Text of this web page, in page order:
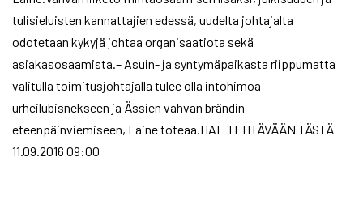
tulisieluisten kannattajien edessä, uudelta johtajalta
odotetaan kykyjä johtaa organisaatiota sekä
asiakasosaamista.– Asuin- ja syntymäpaikasta riippumatta
valitulla toimitusjohtajalla tulee olla intohimoa
urheilubisnekseen ja Ässien vahvan brändin
eteenpäinviemiseen, Laine toteaa.HAE TEHTÄVÄÄN TÄSTÄ
11.09.2016 09:00